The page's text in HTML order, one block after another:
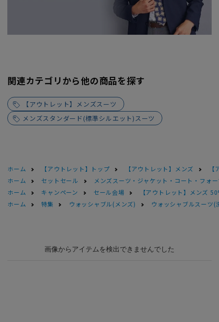
関連カテゴリから他の商品を探す
【アウトレット】メンズスーツ
メンズスタンダード(標準シルエット)スーツ
ホーム 【アウトレット】トップ 【アウトレット】メンズ
ホーム
セットセール
メンズスーツ・ジャケット・コート・フォ
ホーム
キャンペーン セール会場
【アウトレット】メンズ
ホーム
特集 ウォッシャブル(メンズ) ウォッシャブルスーツ(